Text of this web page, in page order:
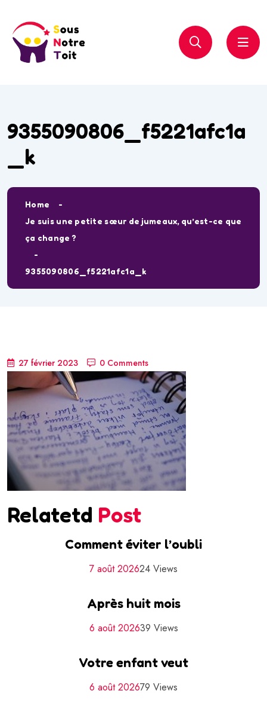
9355090806_f5221afc1a
_k
Home
Je suis une petite sœur de jumeaux, qu’est-ce que
ça change ?
9355090806_f5221afc1a_k
27 février 2023 0 Comments
Relatetd Post
Comment éviter l’oubli
7 août 202624 Views
Après huit mois
6 août 202639 Views
Votre enfant veut
6 août 202679 Views